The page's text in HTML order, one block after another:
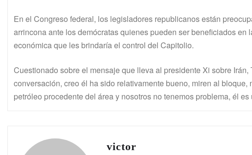
En el Congreso federal, los legisladores republicanos están
arrincona ante los demócratas quienes pueden ser beneficiados en
económica que les brindaría el control del Capitolio.
Cuestionado sobre el mensaje que lleva al presidente Xi sobre Irán,
conversación, creo él ha sido relativamente bueno, miren al
petróleo procedente del área y nosotros no tenemos problema, él es
victor